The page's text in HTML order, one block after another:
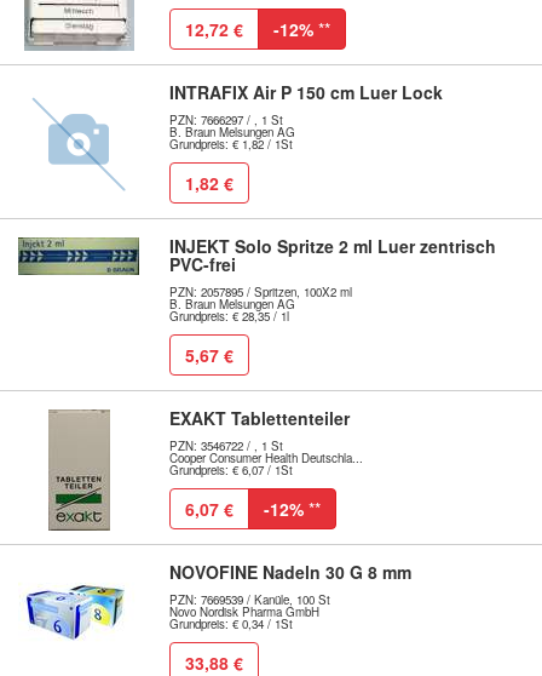
12,72 € -12% **
INTRAFIX Air P 150 cm Luer Lock
PZN: 7666297 / , 1 St
B. Braun Melsungen AG
Grundpreis: € 1,82 / 1St
1,82 €
INJEKT Solo Spritze 2 ml Luer zentrisch
PVC-frei
PZN: 2057895 / Spritzen, 100X2 ml
B. Braun Melsungen AG
Grundpreis: € 28,35 / 1l
5,67 €
EXAKT Tablettenteiler
PZN: 3546722 / , 1 St
Cooper Consumer Health Deutschla...
Grundpreis: € 6,07 / 1St
6,07 € -12% **
NOVOFINE Nadeln 30 G 8 mm
PZN: 7669539 / Kanüle, 100 St
Novo Nordisk Pharma GmbH
Grundpreis: € 0,34 / 1St
33,88 €